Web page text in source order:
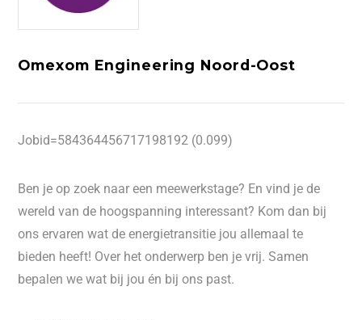
Omexom Engineering Noord-Oost
Jobid=584364456717198192 (0.099)
Ben je op zoek naar een meewerkstage? En vind je de
wereld van de hoogspanning interessant? Kom dan bij
ons ervaren wat de energietransitie jou allemaal te
bieden heeft! Over het onderwerp ben je vrij. Samen
bepalen we wat bij jou én bij ons past.